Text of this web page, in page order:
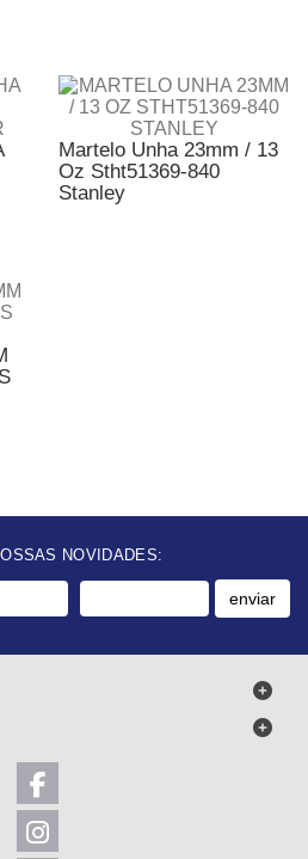
Martelo Unha 23mm / 13
Oz Stht51369-840
Stanley
NOVIDADES:
enviar